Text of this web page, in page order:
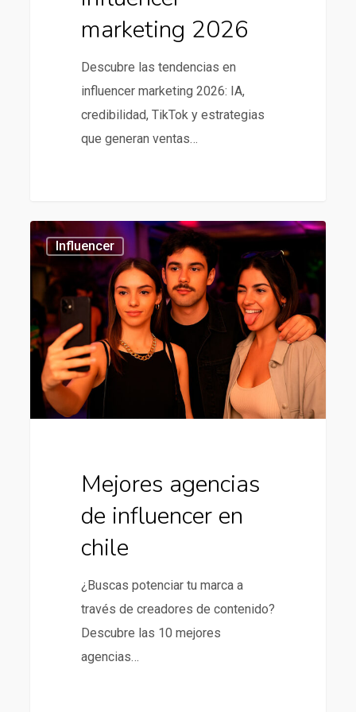
marketing 2026
Descubre las tendencias en
influencer marketing 2026: IA,
credibilidad, TikTok y estrategias
que generan ventas…
Mejores
agencias
de
influencer
en
chile
Influencer
Mejores agencias
de influencer en
chile
¿Buscas potenciar tu marca a
través de creadores de contenido?
Descubre las 10 mejores
agencias…
434